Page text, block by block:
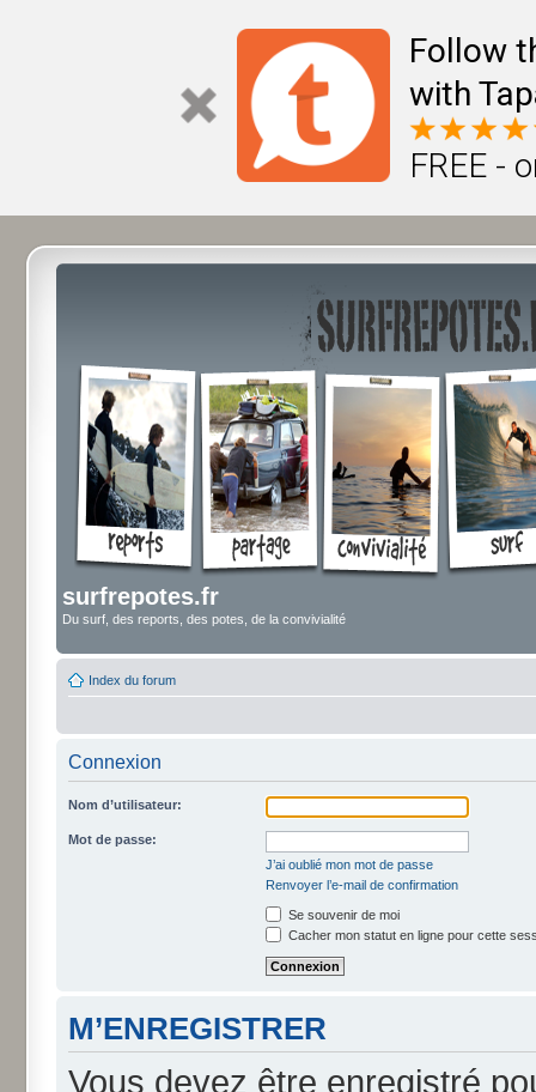
Follow
with
FREE -
surfrepotes.fr
Du surf, des reports, des potes, de la convivialité
Index du forum
Connexion
Nom d’utilisateur:
Mot de passe:
J’ai oublié mon mot de passe
Renvoyer l’e-mail de confirmation
Se souvenir de moi
Cacher mon statut en ligne pour cette
M’ENREGISTRER
Vous devez être enregistré